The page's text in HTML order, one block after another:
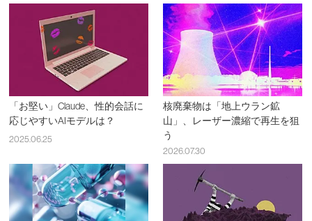
「お堅い」Claude、性的会話に
応じやすいAIモデルは？
2025.06.25
核廃棄物は「地上ウラン鉱
山」、レーザー濃縮で再生を狙
う
2026.07.30